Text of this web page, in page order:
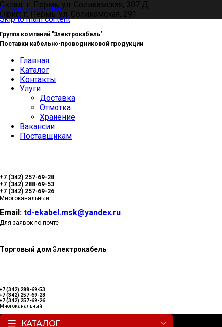
Skip to navigation
Skip to main content
Склад: г. Пермь, ул. Соликамская, 307 Д
Офис: г. Пермь, ул. Соликамская, 291
Группа компаний "Электрокабель"
Поставки кабельно-проводниковой продукции
Главная
Каталог
Контакты
Улуги
Доставка
Отмотка
Хранение
Вакансии
Поставщикам
+7 (342) 257-69-28
+7 (342) 288-69-53
+7 (342) 257-69-26
Многоканальный
Email: td-ekabel.msk@yandex.ru
Для заявок по почте
Торговый дом Электрокабель
+7 (342) 288-69-53
+7 (342) 257-69-28
+7 (342) 257-69-26
Многоканальный
КАТАЛОГ